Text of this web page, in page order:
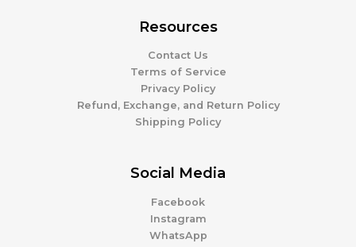
Resources
Contact Us
Terms of Service
Privacy Policy
Refund, Exchange, and Return Policy
Shipping Policy
Social Media
Facebook
Instagram
WhatsApp